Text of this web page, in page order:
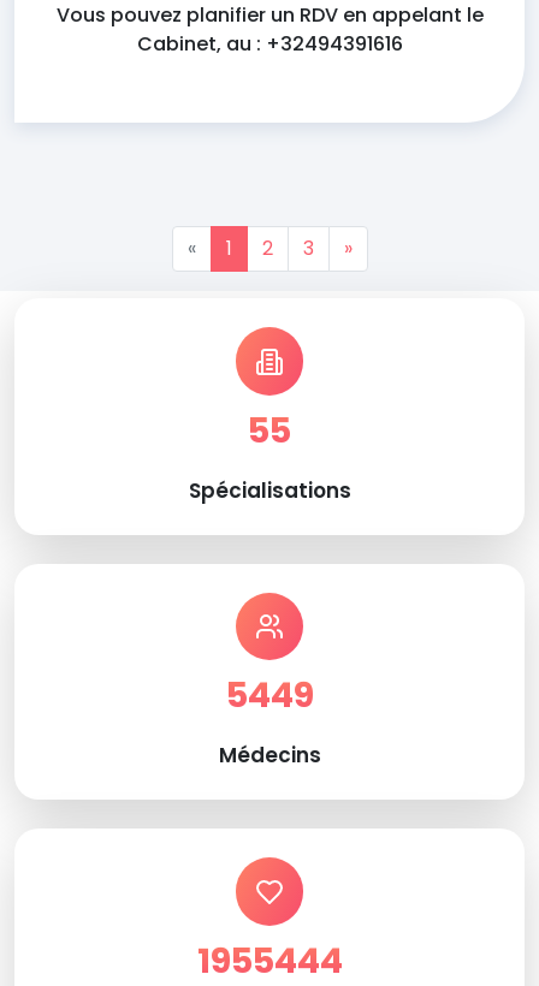
Vous pouvez planifier un RDV en appelant le
Cabinet, au : +32494391616
« 1 2 3 »
55
Spécialisations
5449
Médecins
1955444